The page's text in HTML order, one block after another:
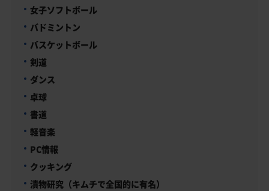
女子ソフトボール
バドミントン
バスケットボール
剣道
ダンス
卓球
書道
軽音楽
PC情報
クッキング
漬物研究（キムチで全国的に有名）